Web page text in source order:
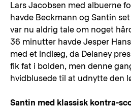
Lars Jacobsen med albuerne
havde Beckmann og Santin
var nu aldrig tale om noget
36 minutter havde Jesper
med et indlæg, da Delaney
fik fat i bolden, men denne
hvidblusede til at udnytte den
Santin med klassisk kontra-